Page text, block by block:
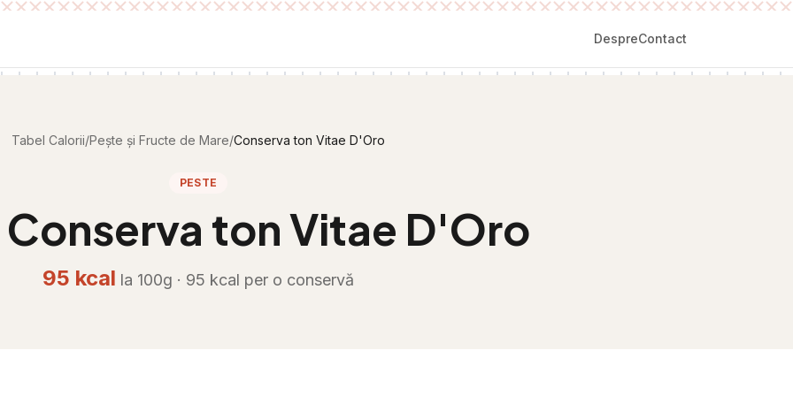
DespreContact
Tabel Calorii/Pește și Fructe de Mare/Conserva ton Vitae D'Oro
PESTE
Conserva ton Vitae D'Oro
95 kcal la 100g · 95 kcal per o conservă